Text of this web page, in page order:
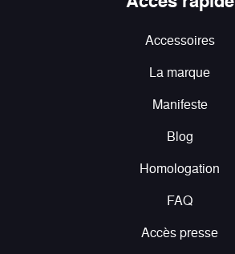
Accessoires
La marque
Manifeste
Blog
Homologation
FAQ
Accès presse